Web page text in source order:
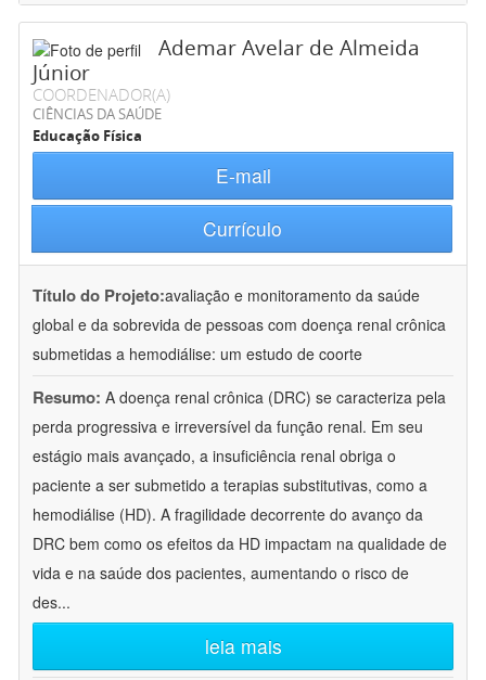
Ademar Avelar de Almeida
Júnior
COORDENADOR(A)
CIÊNCIAS DA SAÚDE
Educação Física
E-mail
Currículo
Título do Projeto:avaliação e monitoramento da saúde
global e da sobrevida de pessoas com doença renal crônica
submetidas a hemodiálise: um estudo de coorte
Resumo: A doença renal crônica (DRC) se caracteriza pela
perda progressiva e irreversível da função renal. Em seu
estágio mais avançado, a insuficiência renal obriga o
paciente a ser submetido a terapias substitutivas, como a
hemodiálise (HD). A fragilidade decorrente do avanço da
DRC bem como os efeitos da HD impactam na qualidade de
vida e na saúde dos pacientes, aumentando o risco de
des...
leia mais